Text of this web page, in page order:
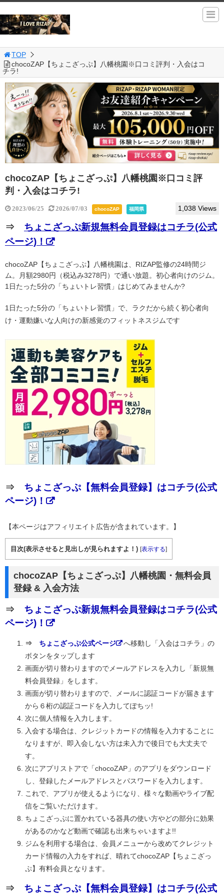
TOP
chocoZAP【ちょこざっぷ】八幡桃園※口コミ評判・入会はコ
チラ!
chocoZAP【ちょこざっぷ】八幡桃園※口コミ評
判・入会はコチラ!
2023/06/25 2026/07/03 chocoZAP 福岡県 1,038 Views
⇒ ちょこざっぷ新規無料会員登録はコチラ(公式
ページ)！
chocoZAP【ちょこざっぷ】八幡桃園は、RIZAP監修の24時間ジ
ム。月額2980円（税込み3278円）で通い放題。初心者向けのジム。
1日たった5分の「ちょいトレ習慣」はじめてみませんか?
1日たった5分の「ちょいトレ習慣」で、ラクだから続く初心者向
け・運動嫌いな人向けの新感覚のフィットネスジムです
⇒ ちょこざっぷ【無料会員登録】はコチラ(公式
ページ)！
【本ページはアフィリエイト広告が含まれています。】
目次(表示させると見出しが見られますよ！) [表示する]
chocoZAP【ちょこざっぷ】八幡桃園・無料会員
登録 & 入会方法
⇒ ちょこざっぷ新規無料会員登録はコチラ(公式
ページ)！
⇒ ちょこざっぷ公式ページ
へ移動し「入会はコチラ」の
ボタンをタップします
画面が切り替わりますのでメールアドレスを入力し「新規無
料会員登録」をします。
画面が切り替わりますので、メールに認証コードが届きます
から６桁の認証コードを入力してぽちッ!
次に個人情報を入力します。
入会する場合は、クレジットカードの情報を入力することに
なりますが、即入会しない方は未入力で後日でも大丈夫で
す。
次にアプリストアで「chocoZAP」のアプリをダウンロード
し、登録したメールアドレスとパスワードを入力します。
これで、アプリが使えるようになり、様々な動画やライブ配
信をご覧いただけます。
ちょこざっぷに置かれている器具の使い方やどの部分に効果
があるのかなど動画で確認も出来ちゃいますよ!!
ジムを利用する場合は、会員メニューから改めてクレジット
カード情報の入力をすれば、晴れてchocoZAP【ちょこざっ
ぷ】有料会員となります。
⇒ ちょこざっぷ【無料会員登録】はコチラ(公式